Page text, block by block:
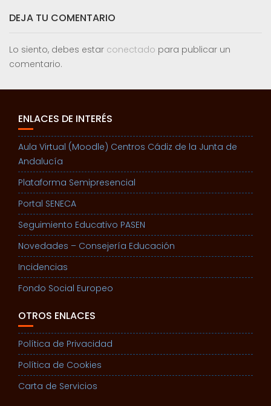
DEJA TU COMENTARIO
Lo siento, debes estar conectado para publicar un
comentario.
ENLACES DE INTERÉS
Aula Virtual (Moodle) Centros Cádiz de la Junta de
Andalucía
Plataforma Semipresencial
Portal SENECA
Seguimiento Educativo PASEN
Novedades – Consejería Educación
Incidencias
Fondo Social Europeo
OTROS ENLACES
Política de Privacidad
Política de Cookies
Carta de Servicios